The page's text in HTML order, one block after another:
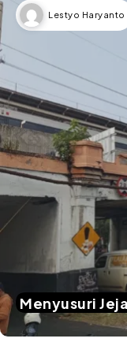
Lestyo Haryanto
Menyusuri